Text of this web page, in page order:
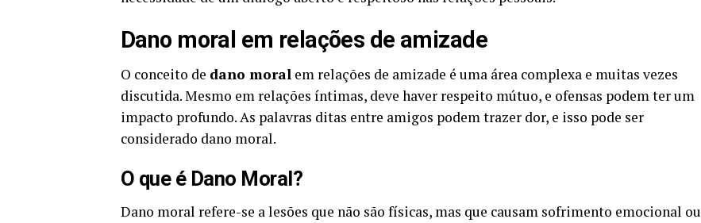
Dano moral em relações de amizade
O conceito de dano moral em relações de amizade é uma área complexa e muitas vezes
discutida. Mesmo em relações íntimas, deve haver respeito mútuo, e ofensas podem ter um
impacto profundo. As palavras ditas entre amigos podem trazer dor, e isso pode ser
considerado dano moral.
O que é Dano Moral?
Dano moral refere-se a lesões que não são físicas, mas que causam sofrimento emocional ou